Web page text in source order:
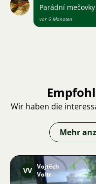
Parádní mečovky
vor 6 Monaten
Wir haben die
Mehr
VV Vojtěch
Voltr